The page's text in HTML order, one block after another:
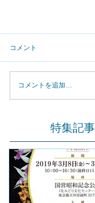
コメント
コメントを追加…
特集記事